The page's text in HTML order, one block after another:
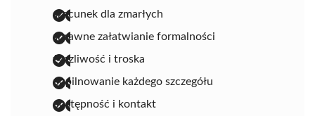
szacunek dla zmarłych
sprawne załatwianie formalności
życzliwość i troska
dopilnowanie każdego szczegółu
dostępność i kontakt